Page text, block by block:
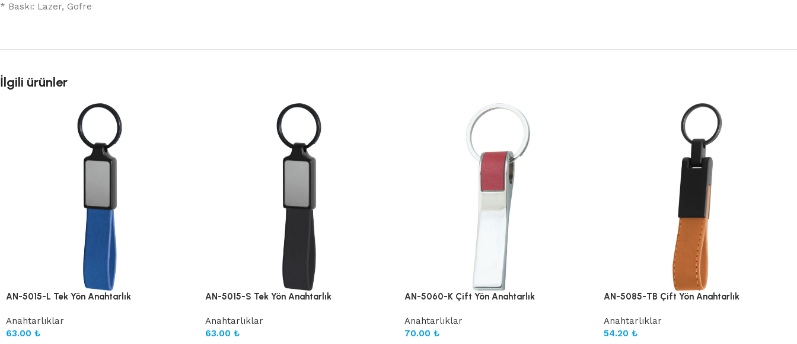
* Baskı: Lazer, Gofre
İlgili ürünler
AN-5015-L Tek Yön Anahtarlık
Anahtarlıklar
63.00 ₺
AN-5015-S Tek Yön Anahtarlık
Anahtarlıklar
63.00 ₺
AN-5060-K Çift Yön Anahtarlık
Anahtarlıklar
70.00 ₺
AN-5085-TB Çift Yön Anahtarlık
Anahtarlıklar
54.20 ₺